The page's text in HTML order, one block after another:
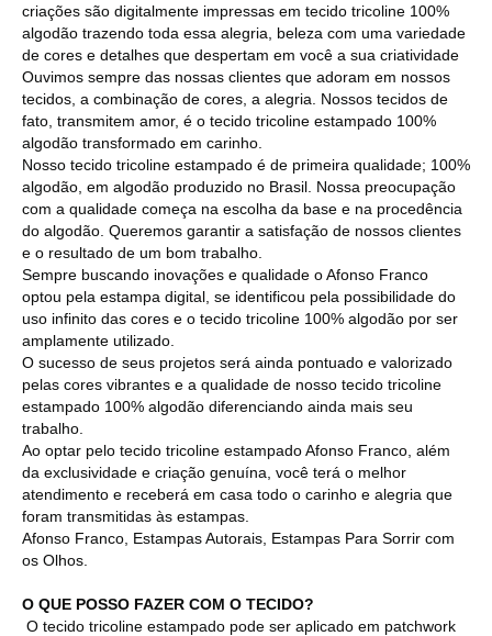
criações são digitalmente impressas em tecido tricoline 100%
algodão trazendo toda essa alegria, beleza com uma variedade
de cores e detalhes que despertam em você a sua criatividade
Ouvimos sempre das nossas clientes que adoram em nossos
tecidos, a combinação de cores, a alegria. Nossos tecidos de
fato, transmitem amor, é o tecido tricoline estampado 100%
algodão transformado em carinho.
Nosso tecido tricoline estampado é de primeira qualidade; 100%
algodão, em algodão produzido no Brasil. Nossa preocupação
com a qualidade começa na escolha da base e na procedência
do algodão. Queremos garantir a satisfação de nossos clientes
e o resultado de um bom trabalho.
Sempre buscando inovações e qualidade o Afonso Franco
optou pela estampa digital, se identificou pela possibilidade do
uso infinito das cores e o tecido tricoline 100% algodão por ser
amplamente utilizado.
O sucesso de seus projetos será ainda pontuado e valorizado
pelas cores vibrantes e a qualidade de nosso tecido tricoline
estampado 100% algodão diferenciando ainda mais seu
trabalho.
Ao optar pelo tecido tricoline estampado Afonso Franco, além
da exclusividade e criação genuína, você terá o melhor
atendimento e receberá em casa todo o carinho e alegria que
foram transmitidas às estampas.
Afonso Franco, Estampas Autorais, Estampas Para Sorrir com
os Olhos.
O QUE POSSO FAZER COM O TECIDO?
O tecido tricoline estampado pode ser aplicado em patchwork